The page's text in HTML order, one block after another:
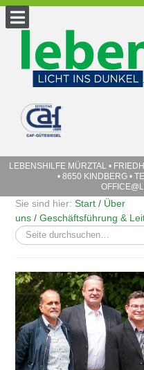
LEBENSHILFE MÜRZTAL •
• 8650 KINDBERG •
Sie sind hier: Start / Über
uns / Geschäftsführung &
Suchen
...